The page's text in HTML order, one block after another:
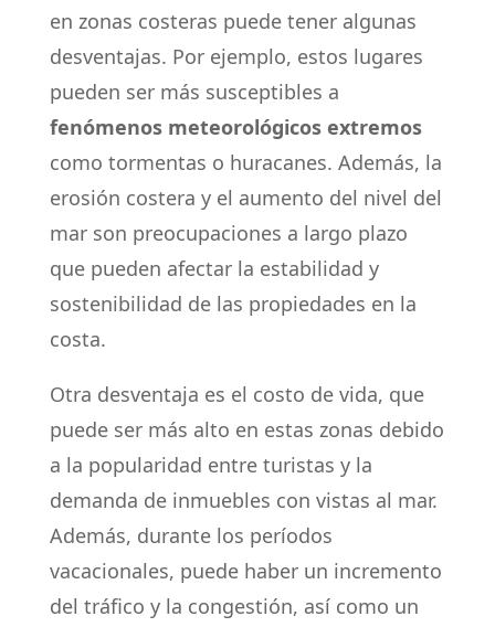
en zonas costeras puede tener algunas
desventajas. Por ejemplo, estos lugares
pueden ser más susceptibles a
fenómenos meteorológicos extremos
como tormentas o huracanes. Además, la
erosión costera y el aumento del nivel del
mar son preocupaciones a largo plazo
que pueden afectar la estabilidad y
sostenibilidad de las propiedades en la
costa.
Otra desventaja es el costo de vida, que
puede ser más alto en estas zonas debido
a la popularidad entre turistas y la
demanda de inmuebles con vistas al mar.
Además, durante los períodos
vacacionales, puede haber un incremento
del tráfico y la congestión, así como un